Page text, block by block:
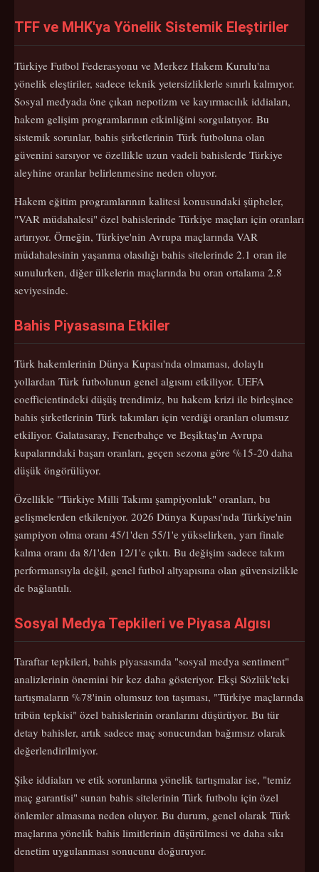
TFF ve MHK'ya Yönelik Sistemik Eleştiriler
Türkiye Futbol Federasyonu ve Merkez Hakem Kurulu'na
yönelik eleştiriler, sadece teknik yetersizliklerle sınırlı kalmıyor.
Sosyal medyada öne çıkan nepotizm ve kayırmacılık iddiaları,
hakem gelişim programlarının etkinliğini sorgulatıyor. Bu
sistemik sorunlar, bahis şirketlerinin Türk futboluna olan
güvenini sarsıyor ve özellikle uzun vadeli bahislerde Türkiye
aleyhine oranlar belirlenmesine neden oluyor.
Hakem eğitim programlarının kalitesi konusundaki şüpheler,
"VAR müdahalesi" özel bahislerinde Türkiye maçları için oranları
artırıyor. Örneğin, Türkiye'nin Avrupa maçlarında VAR
müdahalesinin yaşanma olasılığı bahis sitelerinde 2.1 oran ile
sunulurken, diğer ülkelerin maçlarında bu oran ortalama 2.8
seviyesinde.
Bahis Piyasasına Etkiler
Türk hakemlerinin Dünya Kupası'nda olmaması, dolaylı
yollardan Türk futbolunun genel algısını etkiliyor. UEFA
coefficientindeki düşüş trendimiz, bu hakem krizi ile birleşince
bahis şirketlerinin Türk takımları için verdiği oranları olumsuz
etkiliyor. Galatasaray, Fenerbahçe ve Beşiktaş'ın Avrupa
kupalarındaki başarı oranları, geçen sezona göre %15-20 daha
düşük öngörülüyor.
Özellikle "Türkiye Milli Takımı şampiyonluk" oranları, bu
gelişmelerden etkileniyor. 2026 Dünya Kupası'nda Türkiye'nin
şampiyon olma oranı 45/1'den 55/1'e yükselirken, yarı finale
kalma oranı da 8/1'den 12/1'e çıktı. Bu değişim sadece takım
performansıyla değil, genel futbol altyapısına olan güvensizlikle
de bağlantılı.
Sosyal Medya Tepkileri ve Piyasa Algısı
Taraftar tepkileri, bahis piyasasında "sosyal medya sentiment"
analizlerinin önemini bir kez daha gösteriyor. Ekşi Sözlük'teki
tartışmaların %78'inin olumsuz ton taşıması, "Türkiye maçlarında
tribün tepkisi" özel bahislerinin oranlarını düşürüyor. Bu tür
detay bahisler, artık sadece maç sonucundan bağımsız olarak
değerlendirilmiyor.
Şike iddiaları ve etik sorunlarına yönelik tartışmalar ise, "temiz
maç garantisi" sunan bahis sitelerinin Türk futbolu için özel
önlemler almasına neden oluyor. Bu durum, genel olarak Türk
maçlarına yönelik bahis limitlerinin düşürülmesi ve daha sıkı
denetim uygulanması sonucunu doğuruyor.